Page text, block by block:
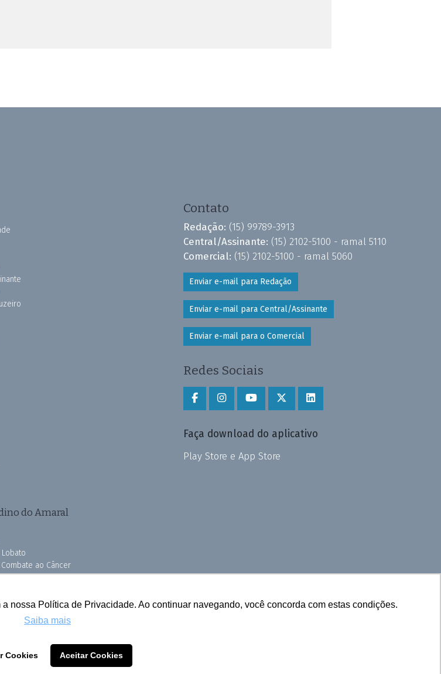
nossa Política de Privacidade. Ao continuar navegando, você concorda com estas condições.
Saiba mais
Cookies Aceitar Cookies
do Amaral
ao Câncer
Contato
Redação: (15) 99789-3913
Central/Assinante: (15) 2102-5100 - ramal 5110
Comercial: (15) 2102-5100 - ramal 5060
Enviar e-mail para Redação
Enviar e-mail para Central/Assinante
Enviar e-mail para o Comercial
Redes Sociais
Faça download do aplicativo
Play Store e App Store
reservados © 2025 Cruzeiro do Sul